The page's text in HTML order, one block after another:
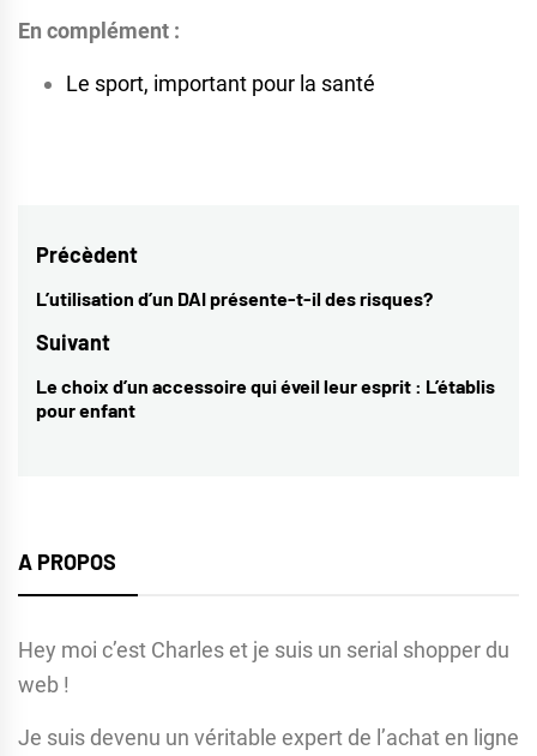
En complément :
Le sport, important pour la santé
Navigation
de
l’article
Précèdent
Previous
post:
L’utilisation d’un DAI présente-t-il des risques?
Suivant
Next
post:
Le choix d’un accessoire qui éveil leur esprit : L’établis
pour enfant
A PROPOS
Hey moi c’est Charles et je suis un serial shopper du
web !
Je suis devenu un véritable expert de l’achat en ligne